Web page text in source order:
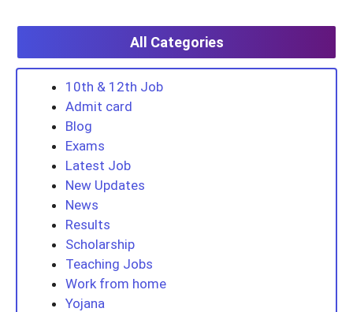
All Categories
10th & 12th Job
Admit card
Blog
Exams
Latest Job
New Updates
News
Results
Scholarship
Teaching Jobs
Work from home
Yojana